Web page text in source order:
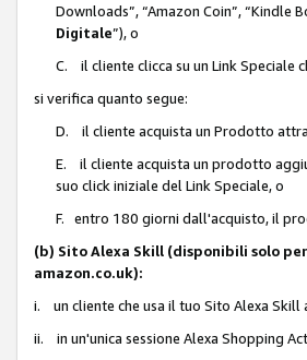
Downloads”, “Amazon Coin”, “Kindle
Digitale”), o
C. il cliente clicca su un Link Speciale
si verifica quanto segue:
D. il cliente acquista un Prodotto
E. il cliente acquista un prodotto
suo click iniziale del Link Speciale, o
F. entro 180 giorni dall'acquisto, il
(b) Sito Alexa Skill (disponibili solo
amazon.co.uk):
i. un cliente che usa il tuo Sito Alexa Skill
ii. in un'unica sessione Alexa Shopping